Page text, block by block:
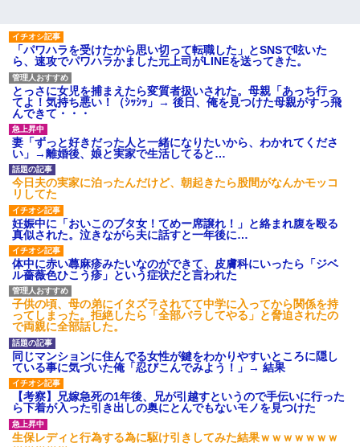
「パワハラを受けたから思い切って転職した」とSNSで呟いた
ら、速攻でパワハラかました元上司がLINEを送ってきた。
とっさに女児を捕まえたら変質者扱いされた。母親「あっち行っ
てよ！気持ち悪い！（ｼｯｼｯ」→ 後日、俺を見つけた母親がすっ飛
んできて・・・
妻「ずっと好きだった人と一緒になりたいから、わかれてくださ
い」→離婚後、娘と実家で生活してると…
今日夫の実家に泊ったんだけど、朝起きたら股間がなんかモッコ
リしてた
妊娠中に「おいこのブタ女！てめー席譲れ！」と絡まれ腹を殴る
真似された。泣きながら夫に話すと一年後に…
体中に赤い蕁麻疹みたいなのができて、皮膚科にいったら「ジベ
ル薔薇色ひこう疹」という症状だと言われた
子供の頃、母の弟にイタズラされてて中学に入ってから関係を持
ってしまった。拒絶したら「全部バラしてやる」と脅迫されたの
で両親に全部話した。
同じマンションに住んでる女性が鍵をわかりやすいところに隠し
ている事に気づいた俺「忍びこんでみよう！」→ 結果
【考察】兄嫁急死の1年後、兄が引越すというので手伝いに行った
ら下着が入った引き出しの奥にとんでもないモノを見つけた
生保レディと行為する為に駆け引きしてみた結果ｗｗｗｗｗｗｗ